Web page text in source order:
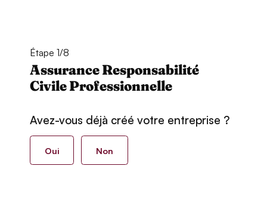
Étape 1/8
Assurance Responsabilité
Civile Professionnelle
Avez-vous déjà créé votre entreprise ?
Oui Non